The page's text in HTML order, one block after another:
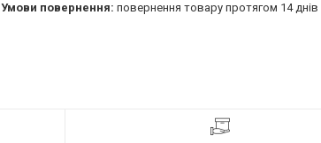
повернення товару протягом 14 днів